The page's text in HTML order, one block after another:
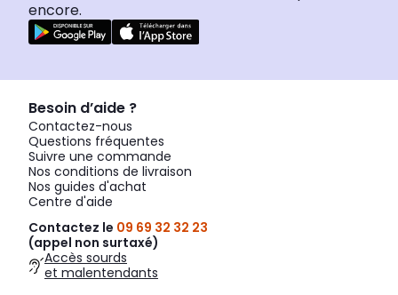
encore.
Besoin d’aide ?
Contactez-nous
Questions fréquentes
Suivre une commande
Nos conditions de livraison
Nos guides d'achat
Centre d'aide
Contactez le 09 69 32 32 23
(appel non surtaxé)
Accès sourds
et malentendants